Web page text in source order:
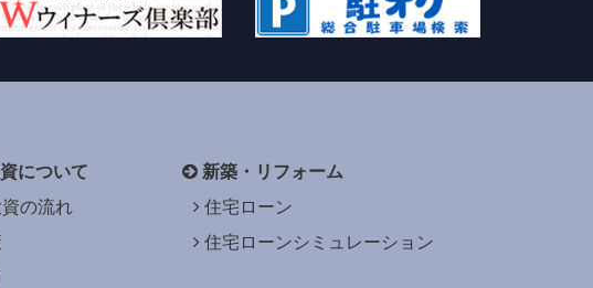
について
の流れ
新築・リフォーム
住宅ローン
住宅ローンシミュレーション